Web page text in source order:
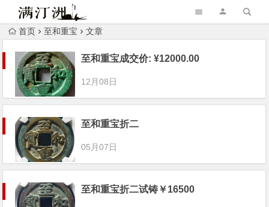
首页 至和重宝 文章
至和重宝成交价: ¥12000.00
12月08日
至和重宝折二
05月07日
至和重宝折二试铸￥16500